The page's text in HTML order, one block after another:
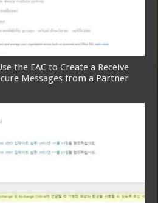
the EAC to Create a Receive
Messages from a Partner